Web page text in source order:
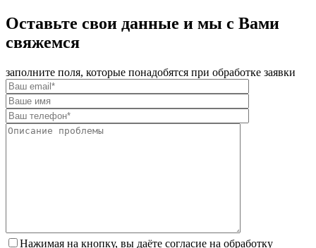
Оставьте свои данные и мы с Вами
свяжемся
заполните поля, которые понадобятся при обработке заявки
Нажимая на кнопку, вы даёте согласие на обработку